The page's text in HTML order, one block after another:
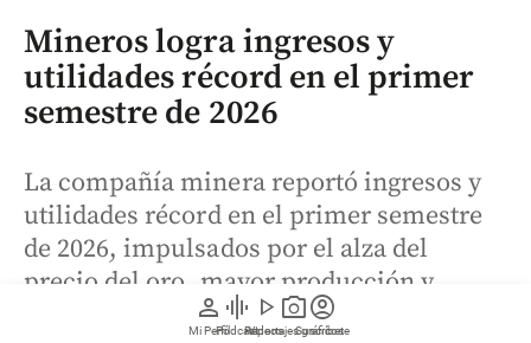
person
Mi Perfil
graphic_eq
Pódcast
play_arrow
Videos
photo_camera
Reportajes gráficos
account_circle
Suscríbete
Mineros logra ingresos y
utilidades récord en el primer
semestre de 2026
La compañía minera reportó ingresos y
utilidades récord en el primer semestre
de 2026, impulsados por el alza del
precio del oro, mayor producción y